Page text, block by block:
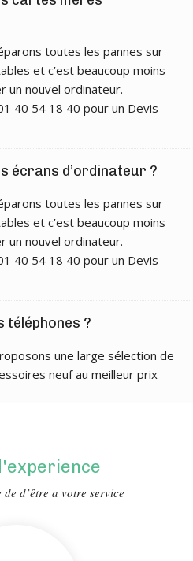
toutes les pannes sur
et c’est beaucoup moins
un nouvel ordinateur.
40 54 18 40 pour un Devis
écrans d’ordinateur ?
toutes les pannes sur
et c’est beaucoup moins
un nouvel ordinateur.
40 54 18 40 pour un Devis
téléphones ?
une large sélection de
neuf au meilleur prix
de d’être a votre service